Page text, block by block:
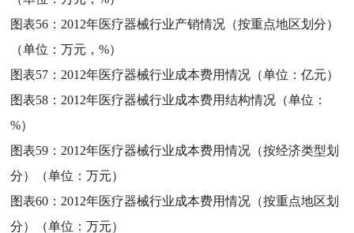
图表56： 2012年医疗器械行业产销情况（按重点地区划分）
（单位：万元，%）
图表57： 2012年医疗器械行业成本费用情况（单位：亿元）
图表58： 2012年医疗器械行业成本费用结构情况（单位：
%）
图表59： 2012年医疗器械行业成本费用情况（按经济类型划
分）（单位：万元）
图表60： 2012年医疗器械行业成本费用情况（按重点地区划
分）（单位：万元）